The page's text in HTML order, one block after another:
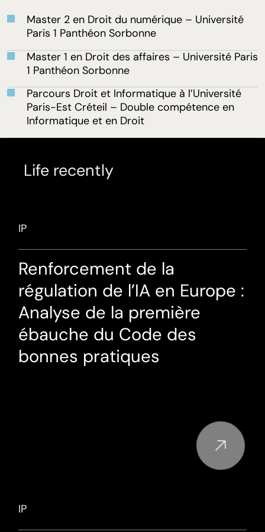
Master 2 en Droit du numérique – Université
Paris 1 Panthéon Sorbonne
Master 1 en Droit des affaires – Université Paris
1 Panthéon Sorbonne
Parcours Droit et Informatique à l’Université
Paris-Est Créteil – Double compétence en
Informatique et en Droit
Life recently
IP
Renforcement de la
régulation de l’IA en Europe :
Analyse de la première
ébauche du Code des
bonnes pratiques
IP